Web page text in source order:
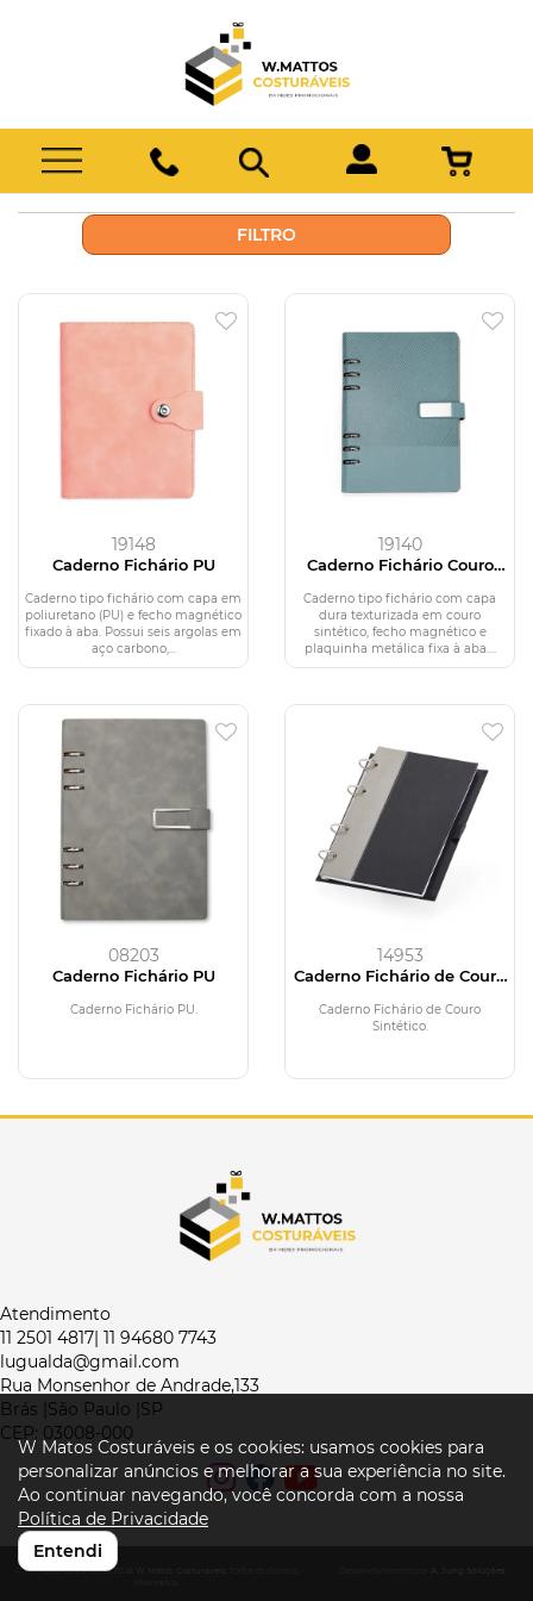
FILTRO
19148
Caderno Fichário PU
Caderno tipo fichário com capa em
poliuretano (PU) e fecho magnético
fixado à aba. Possui seis argolas em
aço carbono,...
19140
Caderno Fichário Couro
Caderno tipo fichário com capa
dura texturizada em couro
sintético, fecho magnético e
plaquinha metálica fixa à aba....
08203
Caderno Fichário PU
Caderno Fichário PU.
14953
Caderno Fichário de Couro
Caderno Fichário de Couro
Sintético.
Atendimento
11 2501 4817| 11 94680 7743
lugualda@gmail.com
Rua Monsenhor de Andrade,133
Brás |São Paulo |SP
CEP: 03008-000
© W Matos Costuráveis 2026
W Matos Costuráveis e os cookies: usamos cookies para
personalizar anúncios e melhorar a sua experiência no site.
Ao continuar navegando, você concorda com a nossa
Política de Privacidade
Entendi